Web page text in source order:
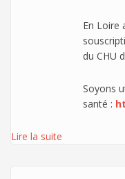
En Loire
du CHU
Soyons
santé :
Lire la suite